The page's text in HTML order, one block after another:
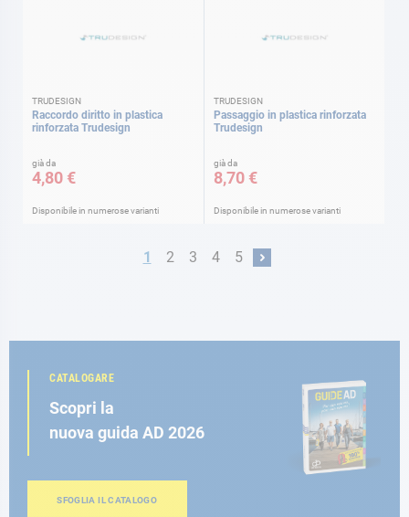
TRUDESIGN
Raccordo diritto in plastica
rinforzata Trudesign
già da
4,80 €
Disponibile in numerose varianti
TRUDESIGN
Passaggio in plastica rinforzata
Trudesign
già da
8,70 €
Disponibile in numerose varianti
Pagina
Attualmente stai leggendo la pagina
1 Pagina
2 Pagina
3 Pagina
4 Pagina
5 Pagina
Prossimo
CATALOGARE
Scopri la
nuova guida AD 2026
SFOGLIA IL CATALOGO